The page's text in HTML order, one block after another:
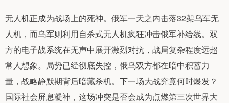
无人机正成为战场上的死神。俄军一天之内击落32架乌军无
人机，而乌军则利用自杀式无人机疯狂冲击俄军补给线。双
方的电子战系统在无声中展开激烈对抗，战局复杂程度远超
常人想象。局势已经彻底失控，俄乌双方都在暗中积蓄力
量，战略静默期背后暗藏杀机。下一场大战究竟何时爆发？
国际社会屏息凝神，这场冲突是否会成为点燃第三次世界大